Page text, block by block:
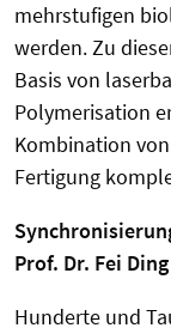
mehrstufigen
werden. Zu
Basis von
Polymerisation
Kombination
Fertigung
Prof. Dr. Fei Ding
Hunderte und